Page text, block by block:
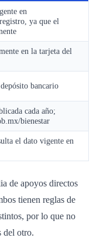
en
ya que el
en la tarjeta del
bancario
cada año;
bienestar
el dato vigente en
de apoyos directos
tienen reglas de
por lo que no
del otro.